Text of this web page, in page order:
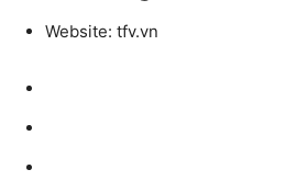
Website: tfv.vn